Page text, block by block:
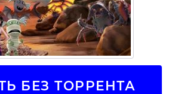
БЕЗ ТОРРЕНТА